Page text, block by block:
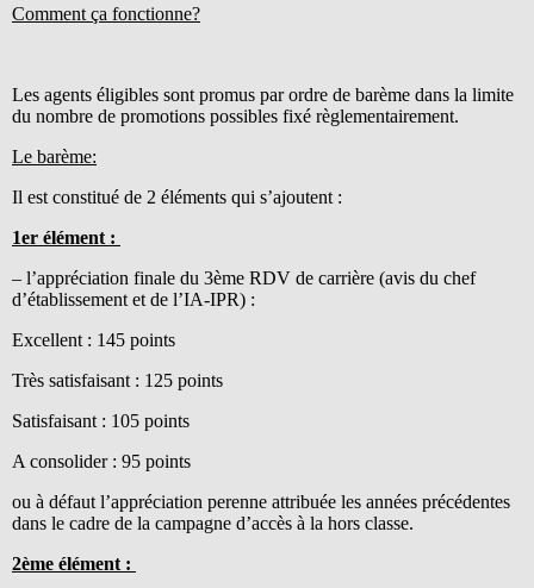
Comment ça fonctionne?
Les agents éligibles sont promus par ordre de barème dans la limite
du nombre de promotions possibles fixé règlementairement.
Le barème:
Il est constitué de 2 éléments qui s’ajoutent :
1er élément :
– l’appréciation finale du 3ème RDV de carrière (avis du chef
d’établissement et de l’IA-IPR) :
Excellent : 145 points
Très satisfaisant : 125 points
Satisfaisant : 105 points
A consolider : 95 points
ou à défaut l’appréciation perenne attribuée les années précédentes
dans le cadre de la campagne d’accès à la hors classe.
2ème élément :